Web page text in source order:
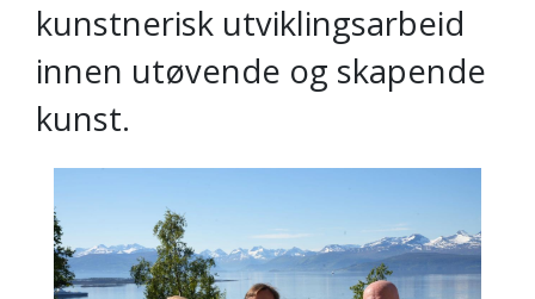
kunstnerisk utviklingsarbeid
innen utøvende og skapende
kunst.